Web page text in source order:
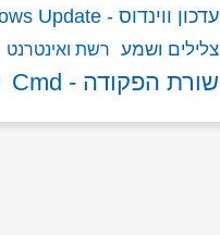
עדכון ווינדוס - Windows Update
צלילים ושמע רשת ואינטרנט
שורת הפקודה - Cmd